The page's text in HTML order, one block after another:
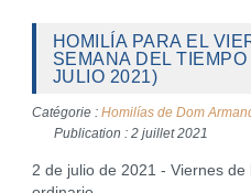
HOMILÍA PARA EL
SEMANA DEL
JULIO 2021)
Catégorie : Homilías de Dom
Publication : 2 juillet 2021
2 de julio de 2021 - Viernes de